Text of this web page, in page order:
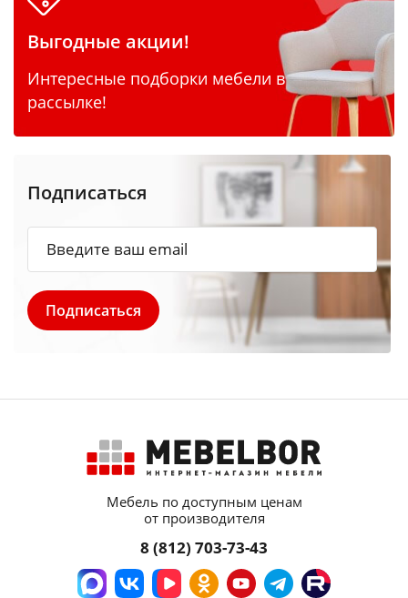
Выгодные акции!
Интересные подборки мебели в
рассылке!
Подписаться
Мебель по доступным ценам
от производителя
8 (812) 703-73-43